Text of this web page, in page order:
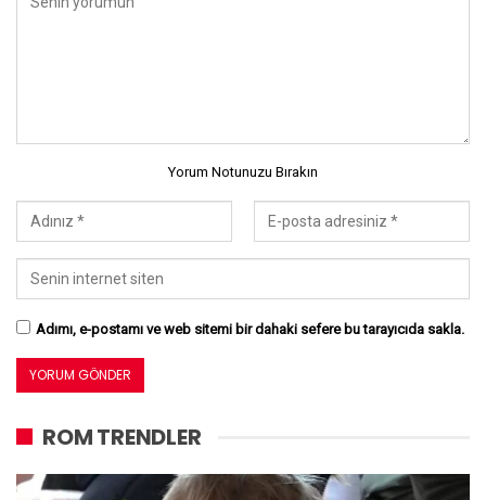
Yorum Notunuzu Bırakın
Adımı, e-postamı ve web sitemi bir dahaki sefere bu tarayıcıda sakla.
ROM TRENDLER